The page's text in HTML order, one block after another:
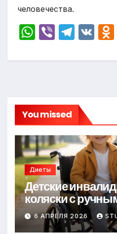
человечества.
W
at
p
p
Vi
er
T
e
m
V
You missed
Диеты
Детские
коляски с
6 АПРЕЛЯ 2026